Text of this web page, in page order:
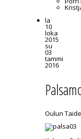
la
10
loka
2015
su
03
tammi
2016
Oulun